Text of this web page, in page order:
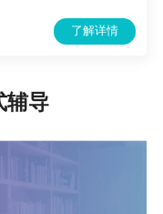
陕西省第四届会计知
）财政局组织。
围为省级各部门，省
了解详情
辅导